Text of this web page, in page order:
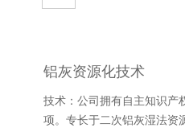
铝灰资源化技术
技术：公司拥有自主知识产
项。专长于二次铝灰湿法资